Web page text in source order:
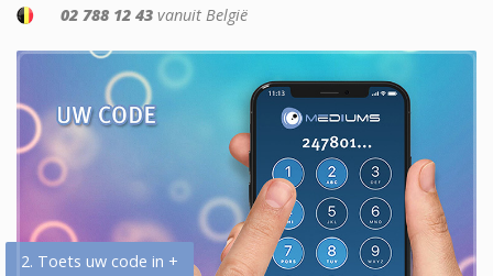
02 788 12 43 vanuit België
2. Toets uw code in +